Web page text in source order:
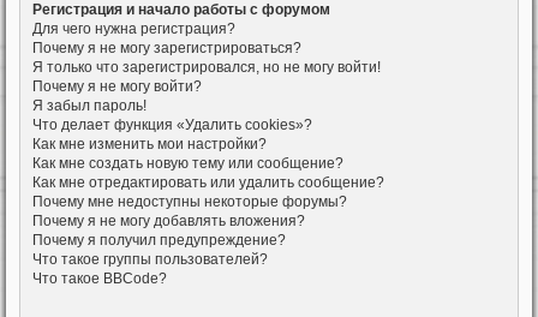
Регистрация и начало работы с форумом
Для чего нужна регистрация?
Почему я не могу зарегистрироваться?
Я только что зарегистрировался, но не могу войти!
Почему я не могу войти?
Я забыл пароль!
Что делает функция «Удалить cookies»?
Как мне изменить мои настройки?
Как мне создать новую тему или сообщение?
Как мне отредактировать или удалить сообщение?
Почему мне недоступны некоторые форумы?
Почему я не могу добавлять вложения?
Почему я получил предупреждение?
Что такое группы пользователей?
Что такое BBCode?